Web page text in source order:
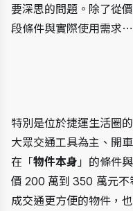
要深思的問題。除了從
段條件與實際使用需求
特別是位於捷運生活圈
大眾交通工具為主、開
在「物件本身」的條件
價 200 萬到 350 萬元不
成交通更方便的物件，